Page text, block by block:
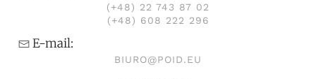
(+48) 22 743 87 02
(+48) 608 222 296
E-mail:
BIURO@POID.EU